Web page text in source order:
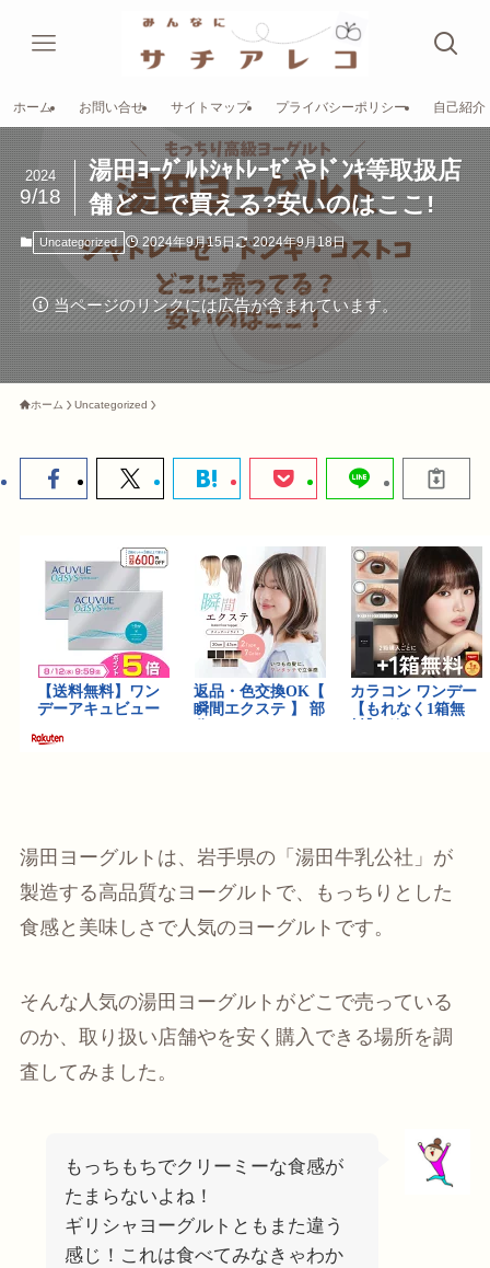
ホーム お問い合せ サイトマップ プライバシーポリシー 自己紹介
湯田ﾖｰｸﾞﾙﾄｼｬﾄﾚｰｾﾞやﾄﾞﾝｷ等取扱店
舗どこで買える?安いのはここ!
2024
9/18
Uncategorized 2024年9月15日 2024年9月18日
当ページのリンクには広告が含まれています。
ホーム Uncategorized
湯田ヨーグルトは、岩手県の「湯田牛乳公社」が
製造する高品質なヨーグルトで、もっちりとした
食感と美味しさで人気のヨーグルトです。
そんな人気の湯田ヨーグルトがどこで売っている
のか、取り扱い店舗やを安く購入できる場所を調
査してみました。
もっちもちでクリーミーな食感が
たまらないよね！
ギリシャヨーグルトともまた違う
感じ！これは食べてみなきゃわか